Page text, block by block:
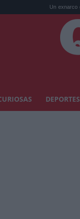
Un exnarco gallego quiere
DEPORTES